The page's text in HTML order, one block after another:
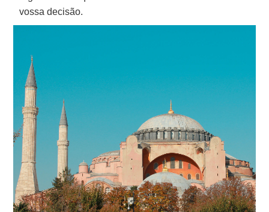
vossa decisão.